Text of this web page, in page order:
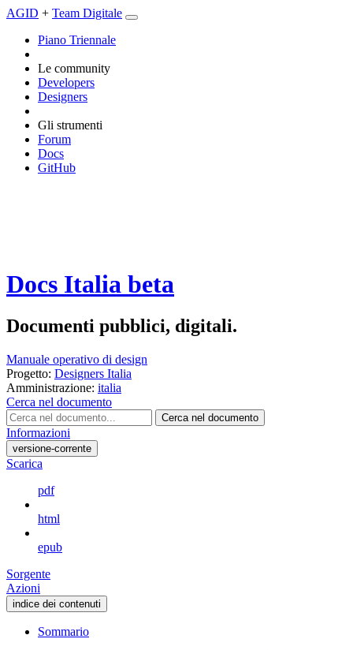
AGID + Team Digitale
Piano Triennale
Le community
Developers
Designers
Gli strumenti
Forum
Docs
GitHub
Docs Italia beta
Documenti pubblici, digitali.
Manuale operativo di design
Progetto: Designers Italia
Amministrazione: italia
Cerca nel documento
Cerca nel documento
Informazioni
versione-corrente
Scarica
pdf
html
epub
Sorgente
Azioni
indice dei contenuti
Sommario